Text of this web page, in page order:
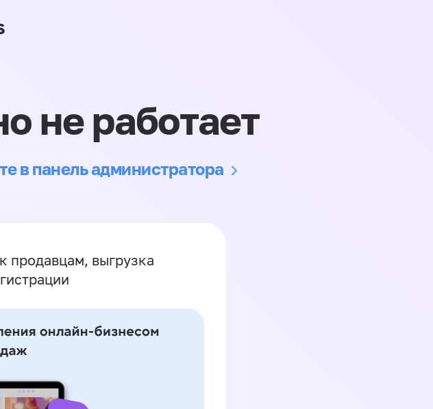
не работает
в панель администратора
продавцам, выгрузка